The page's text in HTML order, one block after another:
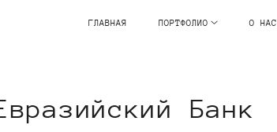
ГЛАВНАЯ ПОРТФОЛИО О НАС
Банк